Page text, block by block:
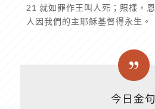
21 就如罪作王叫人死；照樣，
人因我們的主耶穌基督得永生。
今日金句